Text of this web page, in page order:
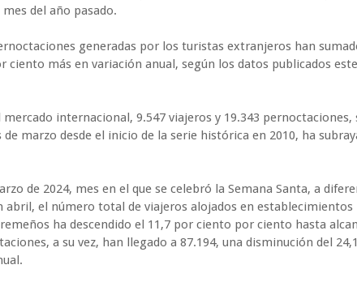
del año pasado.
generadas por los turistas extranjeros han
ciento más en variación anual, según los datos publicados
mercado internacional, 9.547 viajeros y 19.343 pernoctaciones,
marzo desde el inicio de la serie histórica en 2010, ha
de 2024, mes en el que se celebró la Semana Santa, a
abril, el número total de viajeros alojados en establecimientos
ha descendido el 11,7 por ciento por ciento hasta
a su vez, han llegado a 87.194, una disminución del